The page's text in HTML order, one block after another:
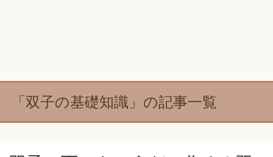
「双子の基礎知識」の記事一覧